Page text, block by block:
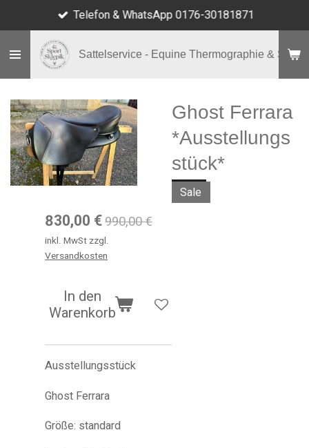
Hauptinhalt
springen
Sattelservice - Equine Thermographie & Shop
Telefon & WhatsApp 0176-30181871
Ghost Ferrara
*Ausstellungs
stück*
Sale
830,00 €990,00 €
inkl. MwSt zzgl.
Versandkosten
In den
Warenkorb
Ausstellungsstück
Ghost Ferrara
Größe: standard